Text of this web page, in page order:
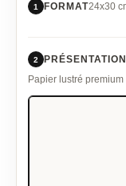
1 FORMAT24x30
2 PRÉSENTATION
Papier lustré